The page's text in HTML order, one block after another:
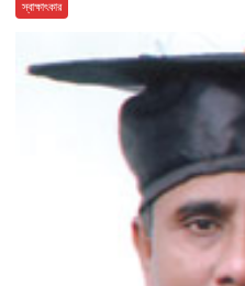
স্বাক্ষাৎকার